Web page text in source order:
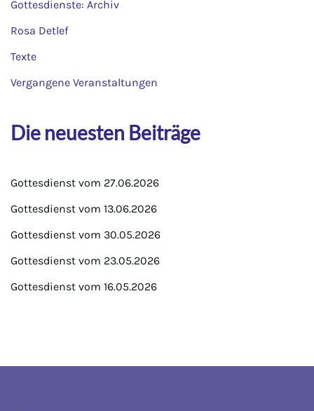
Gottesdienste: Archiv
Rosa Detlef
Texte
Vergangene Veranstaltungen
Die neuesten Beiträge
Gottesdienst vom 27.06.2026
Gottesdienst vom 13.06.2026
Gottesdienst vom 30.05.2026
Gottesdienst vom 23.05.2026
Gottesdienst vom 16.05.2026